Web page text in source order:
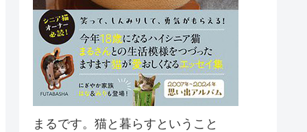
まるです。猫と暮らすということ